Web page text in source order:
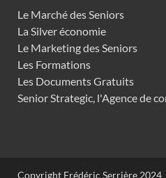
Le Marché des Seniors
La Silver économie
Le Marketing des Seniors
Les Formations
Les Documents Gratuits
Senior Strategic, l'Agence de
Copyright Frédéric Serrière 2024